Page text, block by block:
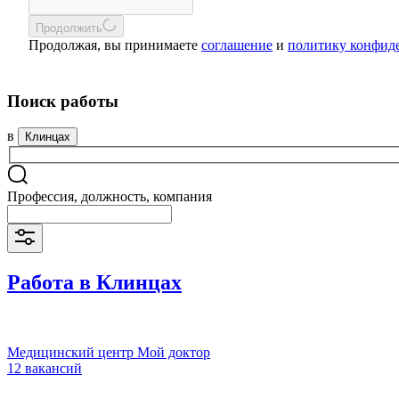
Продолжить
Продолжая, вы принимаете соглашение и политику
Поиск работы
в Клинцах
Профессия, должность, компания
Работа в Клинцах
Медицинский центр Мой доктор
12 вакансий